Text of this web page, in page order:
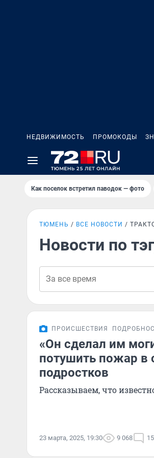
НЕДВИЖИМОСТЬ ПРОМОКОДЫ
Как поселок встретил паводок — фото
ТЮМЕНЬ ВСЕ НОВОСТИ
Новости по
ПРОИСШЕСТВИЯ
«Он сделал им
потушить пожар в
подростков
Рассказываем, что
23 марта, 2025, 19:30 9 068 15